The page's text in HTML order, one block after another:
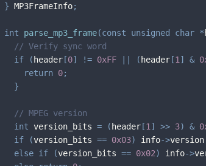
} MP3FrameInfo;
int parse_mp3_frame(const unsigned char *
// Verify sync word
if
( header [0] != 0xFF ( header [1 ] &
return 0;
}
// MPEG version
int version_bits = ( header [1 ] >> 3) &
if
(version_bits == 0x03) info->version
else if (version_bits == 0x02) info->